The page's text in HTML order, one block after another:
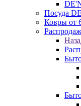
Посуда
Ковры от